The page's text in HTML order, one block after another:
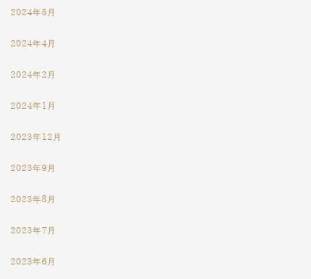
2024年5月
2024年4月
2024年2月
2024年1月
2023年12月
2023年9月
2023年8月
2023年7月
2023年6月